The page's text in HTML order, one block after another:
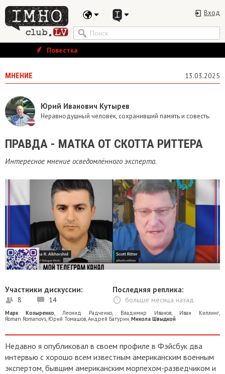
Вход
Повестка
МНЕНИЕ 13.03.2025
Юрий Иванович Кутырев
Неравнодушный человек, сохранивший память и совесть.
ПРАВДА - МАТКА ОТ СКОТТА РИТТЕРА
Интересное мнение осведомлённого эксперта.
Участники дискуссии:
8 14
Последняя реплика:
больше месяца назад
Марк Козыренко,Леонид Радченко, Владимир Иванов, Иван Киплинг,
Roman Romanovs, Юрий Томашов,Андрей Батурин,Микола Швыдкой
Недавно я опубликовал в своем профиле в Фэйсбук два
интервью с хорошо всем известным американским военным
экспертом, бывшим американским морпехом-разведчиком и